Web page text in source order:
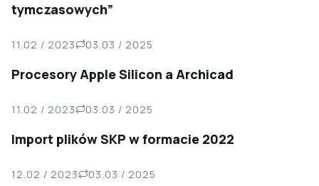
tymczasowych”
11.02 / 2023 03.03 / 2025
Procesory Apple Silicon a Archicad
11.02 / 2023 03.03 / 2025
Import plików SKP w formacie 2022
12.02 / 2023 03.03 / 2025